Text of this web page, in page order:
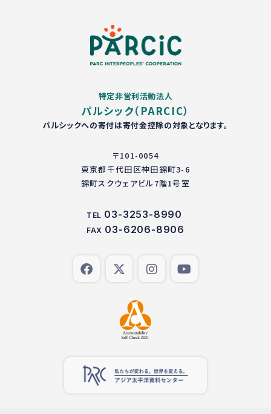
特定非営利活動法人
パルシック（PARCIC）
パルシックへの寄付は寄付金控除の対象となります。
〒101-0054
東京都千代田区神田錦町3-6
錦町スクウェアビル7階1号室
TEL 03-3253-8990
FAX 03-6206-8906